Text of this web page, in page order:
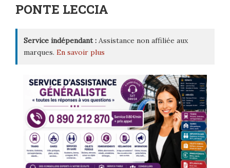
PONTE LECCIA
Service indépendant : Assistance non affiliée aux
marques. En savoir plus